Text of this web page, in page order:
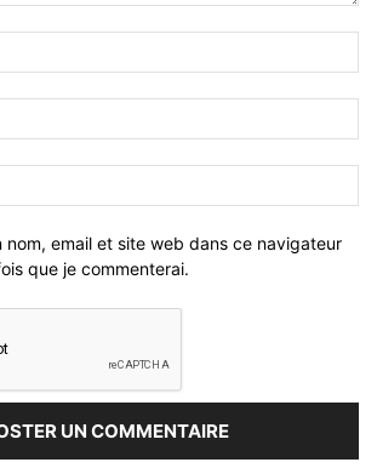
nom, email et site web dans ce navigateur
que je commenterai.